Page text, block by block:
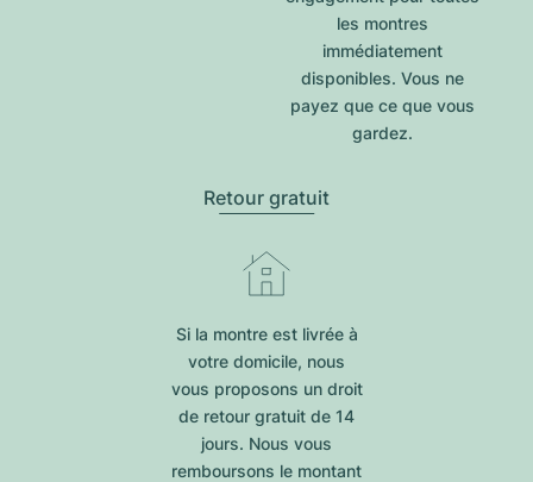
les montres
immédiatement
disponibles. Vous ne
payez que ce que vous
gardez.
Retour gratuit
Si la montre est livrée à
votre domicile, nous
vous proposons un droit
de retour gratuit de 14
jours. Nous vous
remboursons le montant